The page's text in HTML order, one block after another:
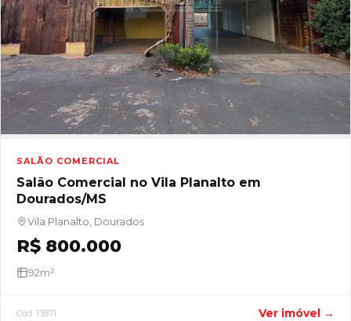
SALÃO COMERCIAL
Salão Comercial no Vila Planalto em
Dourados/MS
Vila Planalto, Dourados
R$ 800.000
92m²
Cód. 13971 Ver imóvel →